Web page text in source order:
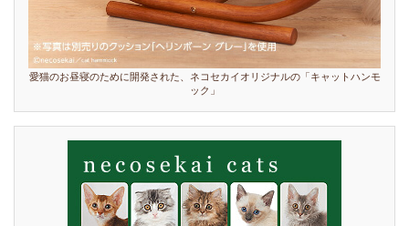
愛猫のお昼寝のために開発された、ネコセカイオリジナルの「キャットハンモ
ック」